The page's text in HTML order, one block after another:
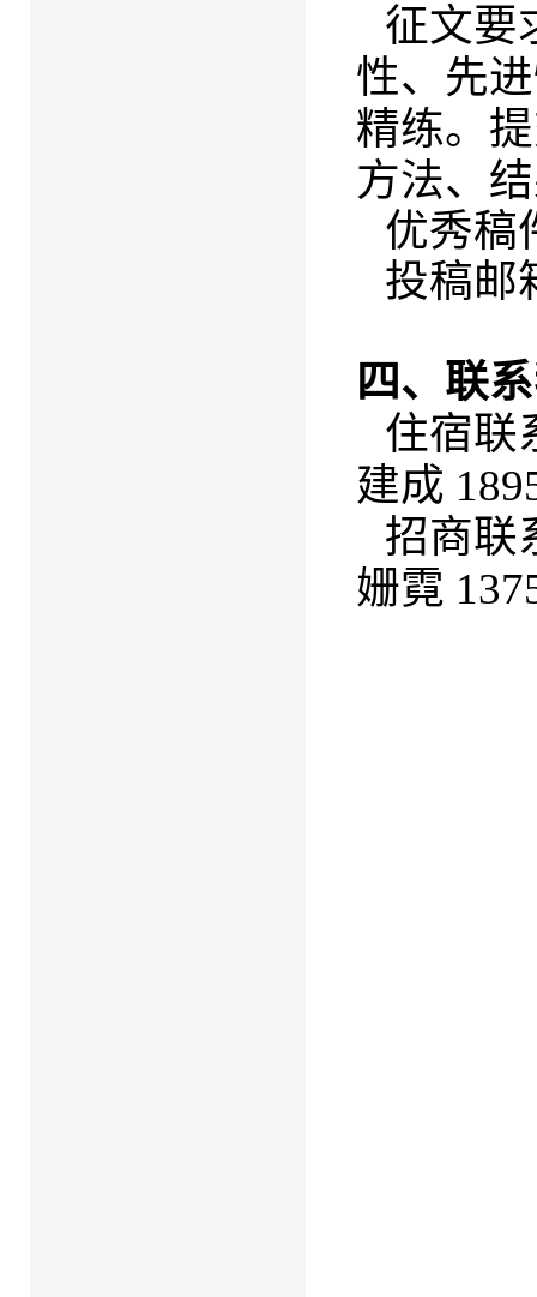
征文要
性、先
精练。
方法、
优秀稿
投稿邮
四、联
住宿联
建成
招商联
姗霓